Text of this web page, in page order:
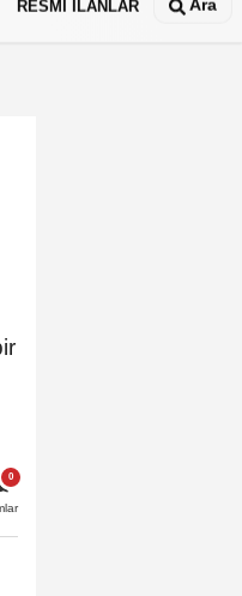
RESMİ İLANLAR Ara